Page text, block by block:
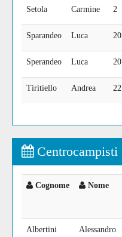
Setola Carmine 2
Sparandeo Luca 20
Sperandeo Luca 20
Tiritiello Andrea 22
Centrocampisti
Cognome
Nome
Albertini Alessandro